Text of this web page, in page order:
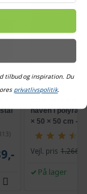
TILBUD
haven i
× 50 × 50 cm -
Vejl. pris 1.266,-
På lager
tilbud og inspiration. Du
privatlivspolitik.